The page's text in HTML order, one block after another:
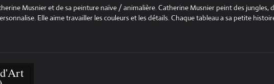
Musnier et de sa peinture naïve / animalière. Catherine Musnier peint des jungles,
Elle aime travailler les couleurs et les détails. Chaque tableau a sa petite